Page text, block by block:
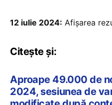
12 iulie 2024: Afișarea
Citește și:
Aproape 49.000 de
2024, sesiunea de